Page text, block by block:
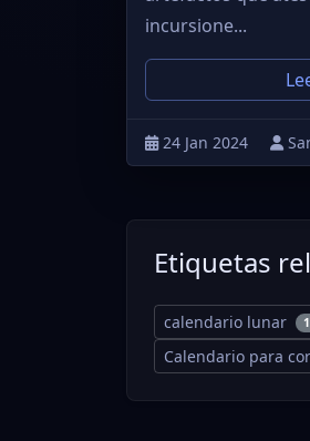
incursione...
24 Jan 2024
Etiquetas
calendario lunar
Calendario para